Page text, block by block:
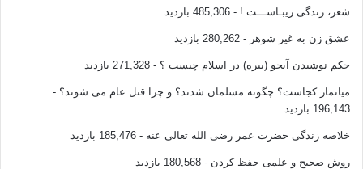
شعر، زندگی زیبـاســـت ! - 485,306 بازدید
عشق زن به غیر شوهر - 280,262 بازدید
حکم نوشیدن آبجو (بیره) در اسلام چیست ؟ - 271,328 بازدید
میانمار کجاست؟ چگونه مسلمان شدند؟ و چرا قتل عام می شوند؟ -
196,143 بازدید
خلاصه زندگی حضرت عمر رضی الله تعالی عنه - 185,476 بازدید
روش صحیح و علمی حفظ کردن - 180,568 بازدید